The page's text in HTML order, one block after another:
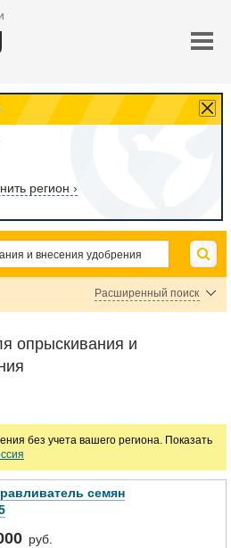
регион ›
Расширенный поиск
опрыскивания и
без учета вашего региона. Показать
семян
руб.